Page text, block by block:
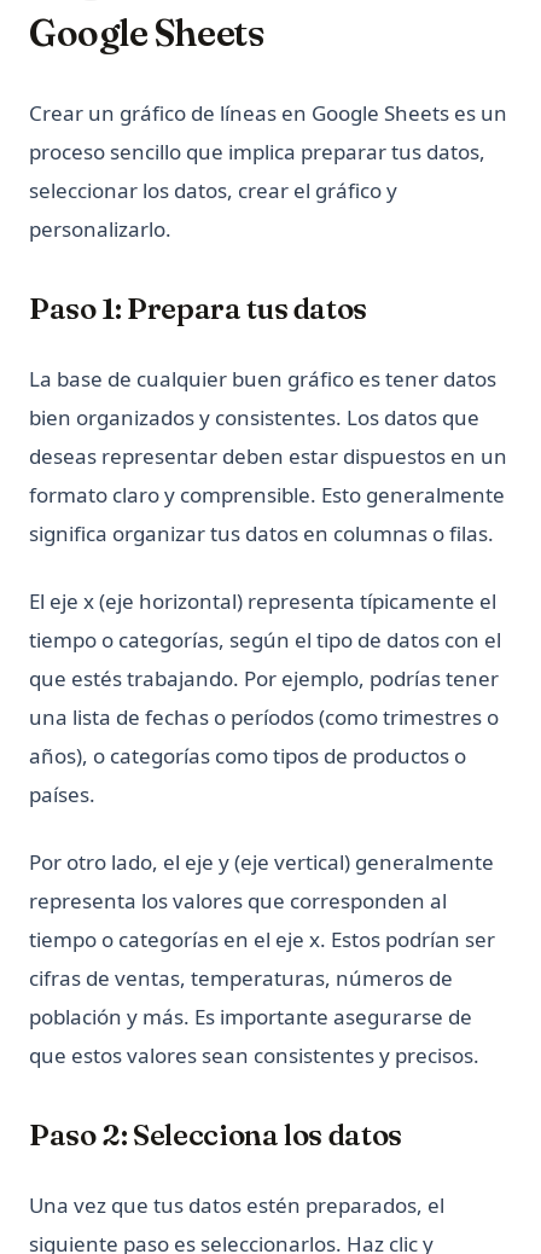
in Python
Python Switch Case: match-case Statement Explained (With
Python Threading: Complete Guide to Multithreading with
Python Threading: Guía Completa de Multithreading con
Python Try Except: Cómo manejar excepciones
Python Try Except: How to Handle Exceptions the Right Way
Python Type Hints: A Practical Guide to Type Annotations
Python Virtual Environments: A Complete Guide to venv,
virtualenv, and Conda
Python asyncio: Complete Guide to Asynchronous
Programming
Python asyncio: Guía Completa de Programación
Asincrónica
Python defaultdict: Simplifica las operaciones de
diccionario con valores predeterminados
Python defaultdict: Simplify Dictionary Operations with
Default Values
Python f-strings: La guía completa de los literales de
cadena formateados
Literals
Python heapq: Colas de prioridad y operaciones de heap
simplificadas
Python heapq: Priority Queues and Heap Operations Made
Simple
Python itertools: Complete Guide to Iterator Building Blocks
Python map() Function: Transform Iterables with Examples
Google Sheets
Crear un gráfico de líneas en Google Sheets es un
proceso sencillo que implica preparar tus datos,
seleccionar los datos, crear el gráfico y
personalizarlo.
Paso 1: Prepara tus datos
La base de cualquier buen gráfico es tener datos
bien organizados y consistentes. Los datos que
deseas representar deben estar dispuestos en un
formato claro y comprensible. Esto generalmente
significa organizar tus datos en columnas o filas.
El eje x (eje horizontal) representa típicamente el
tiempo o categorías, según el tipo de datos con el
que estés trabajando. Por ejemplo, podrías tener
una lista de fechas o períodos (como trimestres o
años), o categorías como tipos de productos o
países.
Por otro lado, el eje y (eje vertical) generalmente
representa los valores que corresponden al
tiempo o categorías en el eje x. Estos podrían ser
cifras de ventas, temperaturas, números de
población y más. Es importante asegurarse de
que estos valores sean consistentes y precisos.
Paso 2: Selecciona los datos
Una vez que tus datos estén preparados, el
siguiente paso es seleccionarlos. Haz clic y